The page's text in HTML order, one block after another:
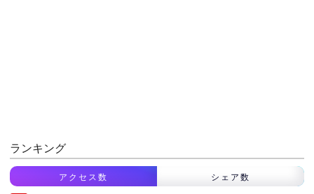
ランキング
アクセス数 シェア数